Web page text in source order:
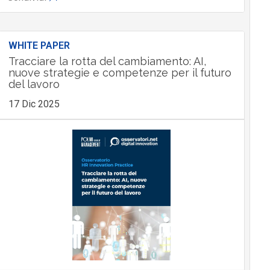
WHITE PAPER
Tracciare la rotta del cambiamento: AI,
nuove strategie e competenze per il futuro
del lavoro
17 Dic 2025